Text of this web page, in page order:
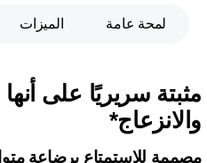
لمحة عامة الميزات
مثبتة سريريًا على
والانزعاج*
مصممة للاستمتاع برضاعة